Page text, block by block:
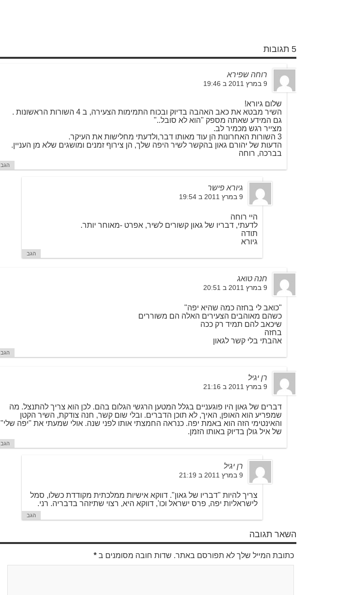
5 תגובות
רוחה שפירא
9 במרץ 2011 ב 19:46
שלום גיורא!
השיר מבטא את כאב האהבה בדיוק ובכוח התמימות הצעירה, ב 4 השורות הראשונות .
גם המידע שאתה מספק "הוא לא סובל.."
מצייר רגש מכמיר לב.
3 השורות האחרונות הן עוד מאותו דבר,ולדעתי מחלישות את העיקר.
הדעות של יהורם גאון בהקשר לשיר היפה שלך, הן צירוף זמנים ומושגים שלא מן העניין.
בברכה, רוחה
הגב
גיורא פישר
9 במרץ 2011 ב 19:54
היי רוחה
לדעתי, דבריו של גאון קשורים לשיר, אפרט -מאוחר יותר.
תודה
גיורא
הגב
חנה טואג
9 במרץ 2011 ב 20:51
"כואב לי בחזה כמה שהיא יפה"
כשהם מאוהבים הצעירים האלה הם משוררים
שיכאב להם תמיד רק ככה
בחזה
אהבתי בלי קשר לגאון
הגב
רן יגיל
9 במרץ 2011 ב 21:16
דברים של גאון היו פוגעניים בגלל המטען הרגשי הגלום בהם. לכן הוא צריך להתנצל. מה
שמפריע הוא האופן, האיך, לא תוכן הדברים. ובלי שום קשר, חנה צודקת, השיר הקטן
והאינטימי הזה הוא באמת יפה. כנראה החמצתי אותו לפני שנה. אולי שמעתי את "יפה שלי"
של איל גולן בדיוק באותו הזמן.
הגב
רן יגיל
9 במרץ 2011 ב 21:19
צריך להיות "דבריו של גאון". דווקא אישיות ממלכתית מקודדת כשלו, סמל
לישראליות יפה, פרס ישראל וכו', דווקא היא, רצוי שתיזהר בדבריה. רני.
הגב
השאר תגובה
כתובת המייל שלך לא תפורסם באתר. שדות חובה מסומנים ב *